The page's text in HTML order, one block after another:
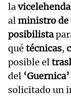
la
alministro de
posibilista
qué técnicas,
posible el
del ‘Guernica’
solicitado un